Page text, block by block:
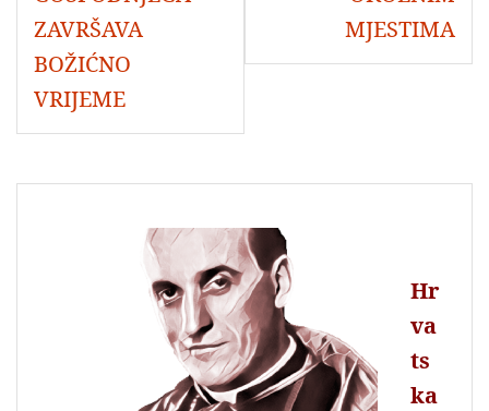
ZAVRŠAVA
BOŽIĆNO
VRIJEME
MJESTIMA
Hr
va
ts
ka